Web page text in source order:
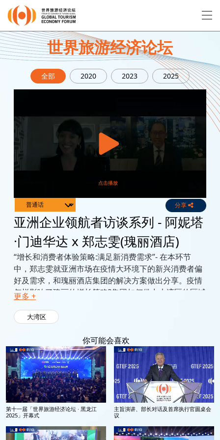
EN 繁 简
关于论坛
世界旅游经济论坛
全部 2020 2023 2025
Channels 分享
亚洲企业领航者访谈系列 - 阿妮塔
·门迪华达 x 郑志雯(瑰丽酒店)
“增长和消费者体验策略:满足新消费需求”- 在本环节
中，郑志雯就亚洲市场在疫情大环境下的新兴消费者偏
好及需求，和瑰丽酒店集团的解决方案做出分享。疫情
怎样影响了瑰丽的增长策略?集团如何借力大湾区的区域
更多 +
大湾区
你可能会喜欢
第十一届「世界旅游经济论坛 · 黑龙江
2025」开幕式
主旨演讲、部长对话及首席执行官圆桌会
议